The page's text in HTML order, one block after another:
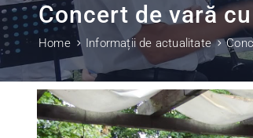
Concert de vară
Home Informații de actualitate